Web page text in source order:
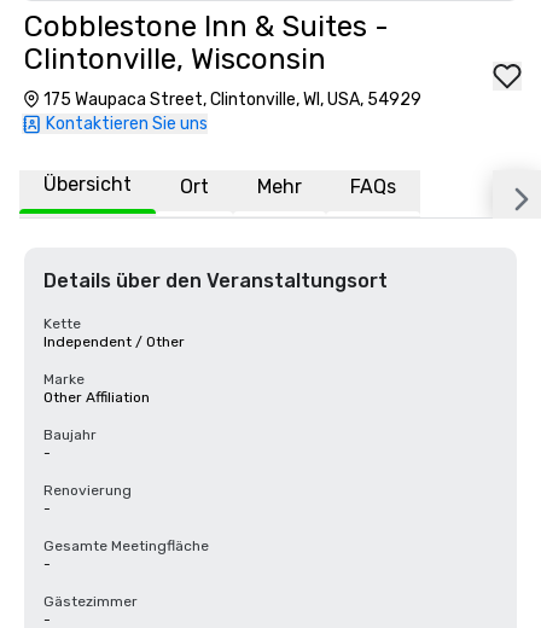
Cobblestone Inn & Suites -
Clintonville, Wisconsin
175 Waupaca Street, Clintonville, WI, USA, 54929
Kontaktieren Sie uns
Übersicht Ort Mehr FAQs
Details über den Veranstaltungsort
Kette
Independent / Other
Marke
Other Affiliation
Baujahr
-
Renovierung
-
Gesamte Meetingfläche
-
Gästezimmer
-